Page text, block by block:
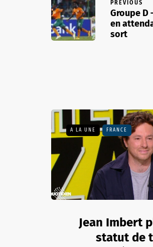
PREVIOUS
Groupe D
en
sort
A LA UNE FRANCE
Jean Imbert
statut de